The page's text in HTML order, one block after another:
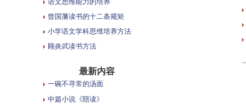
曾国藩读书的十二条规矩
小学语文学科思维培养方法
顾炎武读书方法
最新内容
一碗不寻常的汤面
中篇小说《陪读》